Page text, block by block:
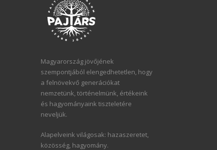
Magyarország jövőjének
szempontjából elengedhetetlen, hogy
a felnövekvő generációkat
nemzetünk, történelmünk, értékeink
és hagyományaink tiszteletére
neveljük.
Alapelveink világosak: hazaszeretet,
közösség, hagyomány.